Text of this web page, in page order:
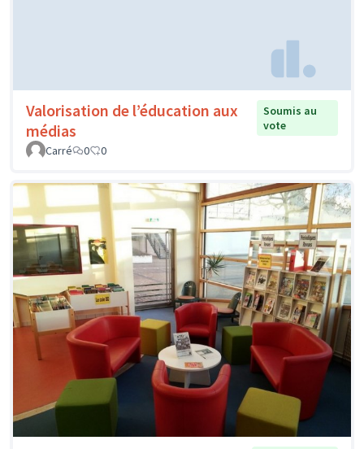
Valorisation de l’éducation aux
médias
Soumis au
vote
Carré
0 0